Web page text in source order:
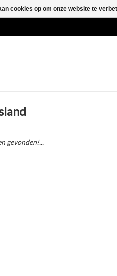
gevonden!...
cookies op om onze website te